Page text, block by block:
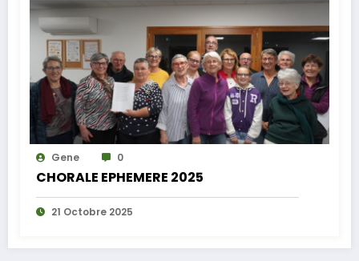
Gene 0
CHORALE EPHEMERE 2025
21 Octobre 2025